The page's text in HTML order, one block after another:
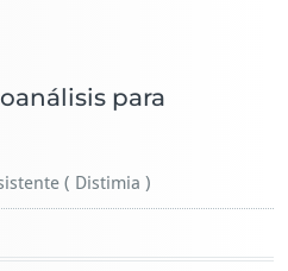
para
( Distimia )